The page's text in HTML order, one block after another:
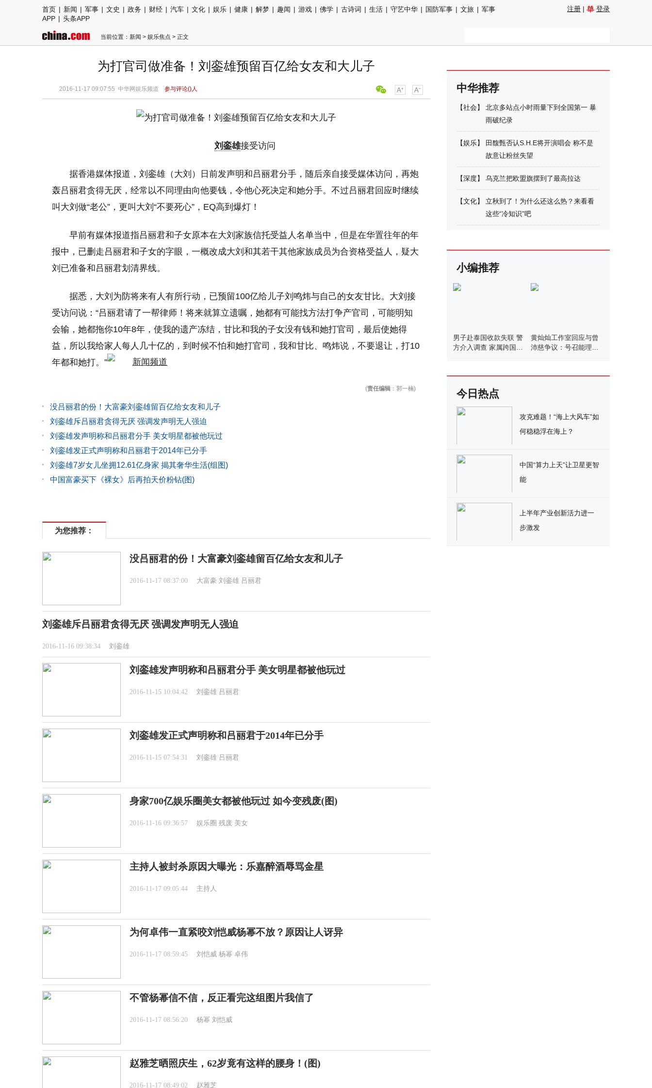
首页 | 新闻 | 军事 | 文史 | 政务 | 财经 | 汽车 | 文化 | 娱乐 | 健康 | 解梦 | 趣闻 | 游戏 | 佛学 | 古诗词 | 生活 | 守艺中华 | 国防军事 | 文旅 | 军事
APP | 头条APP
注册 | 登录
当前位置： 新闻 > 娱乐焦点 > 正文
为打官司做准备！刘銮雄预留百亿给女友和大儿子
2016-11-17 09:07:55 中华网娱乐频道 参与评论()人
刘銮雄接受访问
据香港媒体报道，刘銮雄（大刘）日前发声明和吕丽君分手，随后亲自接受媒体访问，再炮
轰吕丽君贪得无厌，经常以不同理由向他要钱，令他心死决定和她分手。不过吕丽君回应时继续
叫大刘做“老公”，更叫大刘“不要死心”，EQ高到爆灯！
早前有媒体报道指吕丽君和子女原本在大刘家族信托受益人名单当中，但是在华置往年的年
报中，已删走吕丽君和子女的字眼，一概改成大刘和其若干其他家族成员为合资格受益人，疑大
刘已准备和吕丽君划清界线。
据悉，大刘为防将来有人有所行动，已预留100亿给儿子刘鸣炜与自己的女友甘比。大刘接
受访问说：“吕丽君请了一帮律师！将来就算立遗嘱，她都有可能找方法打争产官司，可能明知
会输，她都拖你10年8年，使我的遗产冻结，甘比和我的子女没有钱和她打官司，最后使她得
益，所以我给家人每人几十亿的，到时候不怕和她打官司，我和甘比、鸣炜说，不要退让，打10
年都和她打。”
(责任编辑 ：郭一楠)
没吕丽君的份！大富豪刘銮雄留百亿给女友和儿子
刘銮雄斥吕丽君贪得无厌 强调发声明无人强迫
刘銮雄发声明称和吕丽君分手 美女明星都被他玩过
刘銮雄发正式声明称和吕丽君于2014年已分手
刘銮雄7岁女儿坐拥12.61亿身家 揭其奢华生活(组图)
中国富豪买下《裸女》后再拍天价粉钻(图)
为您推荐：
没吕丽君的份！大富豪刘銮雄留百亿给女友和儿子
2016-11-17 08:37:00 大富豪 刘銮雄 吕丽君
刘銮雄斥吕丽君贪得无厌 强调发声明无人强迫
2016-11-16 09:38:34 刘銮雄
刘銮雄发声明称和吕丽君分手 美女明星都被他玩过
2016-11-15 10:04:42 刘銮雄 吕丽君
刘銮雄发正式声明称和吕丽君于2014年已分手
2016-11-15 07:54:31 刘銮雄 吕丽君
身家700亿娱乐圈美女都被他玩过 如今变残废(图)
2016-11-16 09:36:57 娱乐圈 残废 美女
主持人被封杀原因大曝光：乐嘉醉酒辱骂金星
2016-11-17 09:05:44 主持人
为何卓伟一直紧咬刘恺威杨幂不放？原因让人讶异
2016-11-17 08:59:45 刘恺威 杨幂 卓伟
不管杨幂信不信，反正看完这组图片我信了
2016-11-17 08:56:20 杨幂 刘恺威
赵雅芝晒照庆生，62岁竟有这样的腰身！(图)
2016-11-17 08:49:02 赵雅芝
中华推荐
【社会】
北京多站点小时雨量下到全国第一 暴
雨破纪录
【娱乐】
田馥甄否认S.H.E将开演唱会 称不是
故意让粉丝失望
【深度】 乌克兰把欧盟旗摆到了最高拉达
【文化】
立秋到了！为什么还这么热？来看看
这些“冷知识”吧
小编推荐
男子赴泰国收款失联 警
方介入调查 家属跨国营
黄灿灿工作室回应与曾
沛慈争议：号召能理智
今日热点
攻克难题！“海上大风车”如
何稳稳浮在海上？
中国“算力上天”让卫星更智
能
上半年产业创新活力进一
步激发